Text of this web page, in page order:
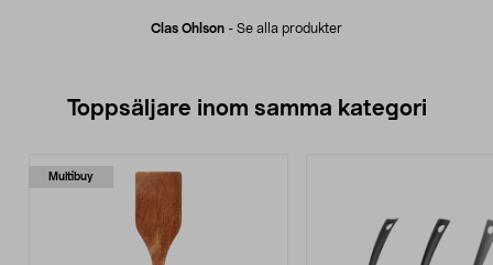
Clas Ohlson - Se alla produkter
Toppsäljare inom samma kategori
Multibuy